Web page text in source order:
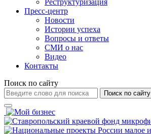
Реструктуризация
Пресс-центр
Новости
Истории успеха
Вопросы и ответы
СМИ о нас
Видео
Контакты
Поиск по сайту
Поиск по сайту